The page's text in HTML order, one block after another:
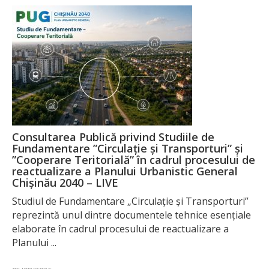
Consultarea Publică privind Studiile de
Fundamentare ”Circulație și Transporturi” și
”Cooperare Teritorială” în cadrul procesului de
reactualizare a Planului Urbanistic General
Chișinău 2040 – LIVE
Studiul de Fundamentare „Circulație și Transporturi”
reprezintă unul dintre documentele tehnice esențiale
elaborate în cadrul procesului de reactualizare a
Planului ...